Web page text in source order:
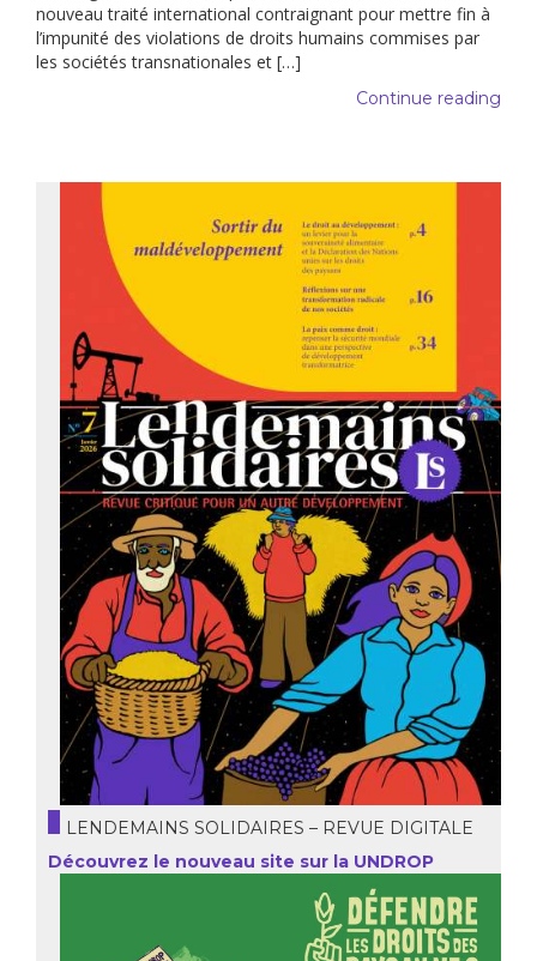
nouveau traité international contraignant pour mettre fin à
l’impunité des violations de droits humains commises par
les sociétés transnationales et […]
Continue reading
LENDEMAINS SOLIDAIRES – REVUE DIGITALE
Découvrez le nouveau site sur la UNDROP